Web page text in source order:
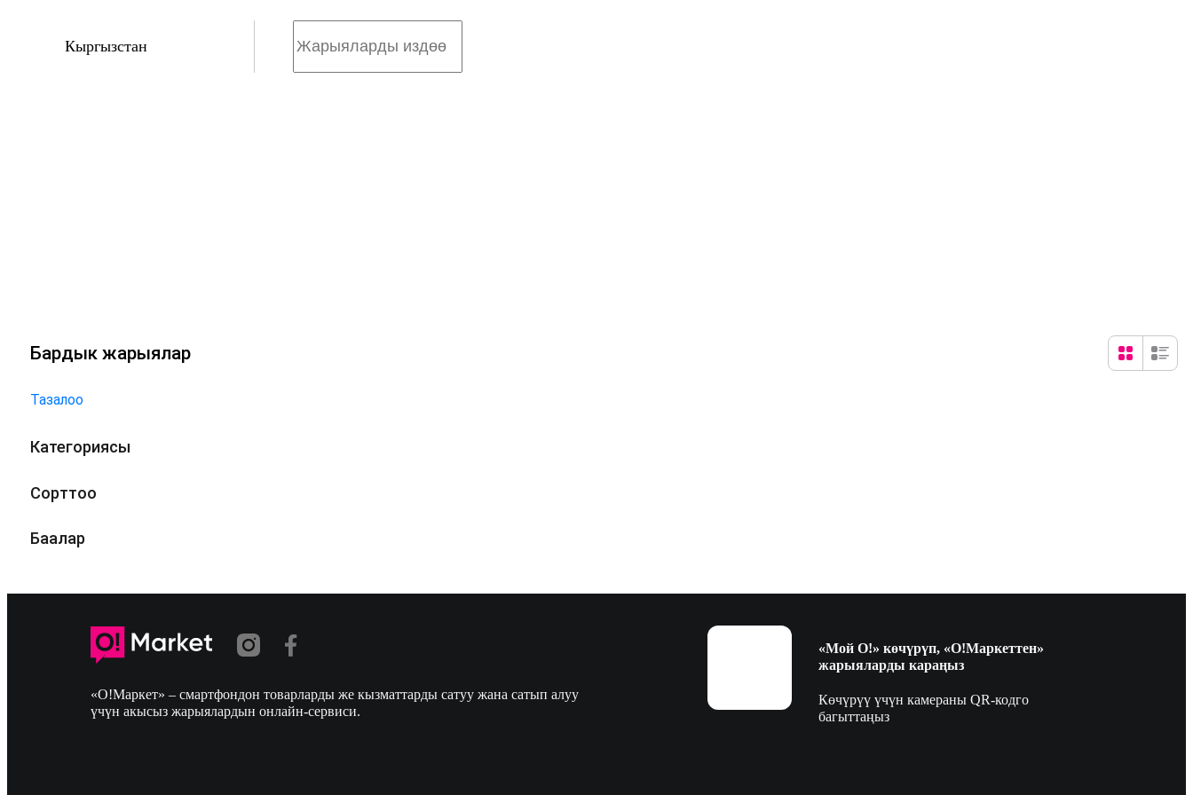
Кыргызстан
Бардык жарыялар
Тазалоо
Категориясы
Сорттоо
Баалар
«О!Маркет» – смартфондон товарларды же кызматтарды сатуу жана сатып алуу
үчүн акысыз жарыялардын онлайн-сервиси.
«Мой О!» көчүрүп, «О!Маркеттен»
жарыяларды караңыз
Көчүрүү үчүн камераны QR-кодго
багыттаңыз